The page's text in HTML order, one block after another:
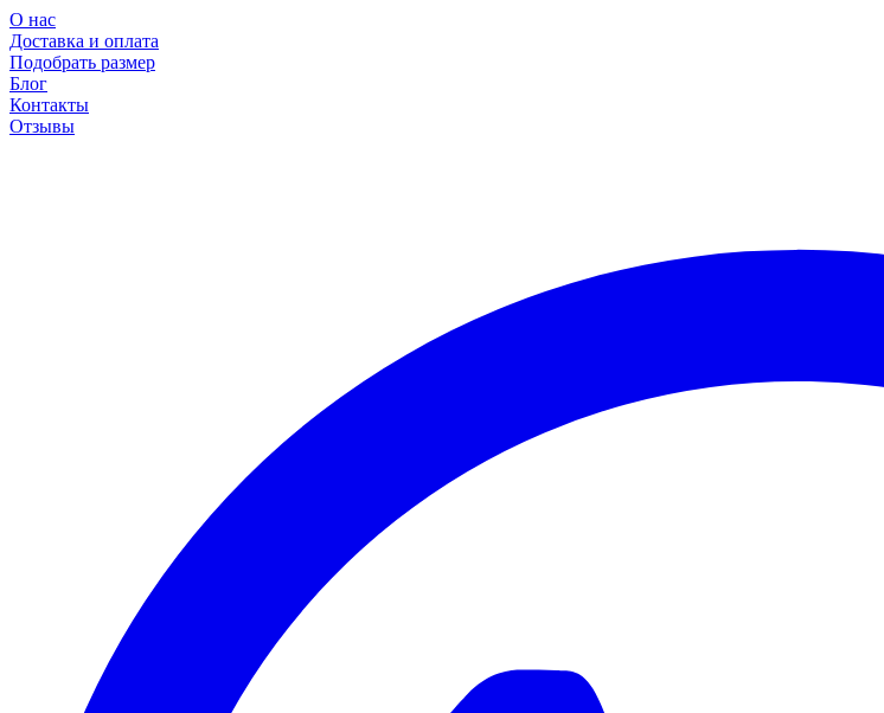
О нас
Доставка и оплата
Подобрать размер
Блог
Контакты
Отзывы